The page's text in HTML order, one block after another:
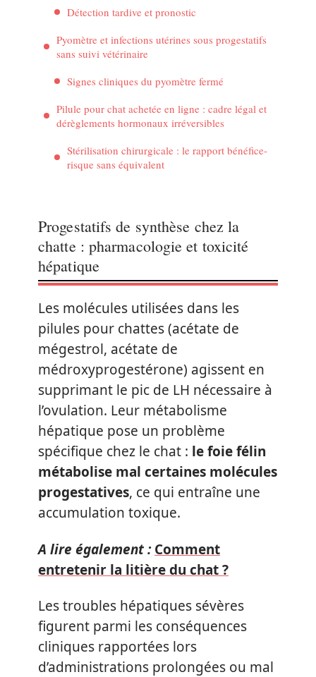
Détection tardive et pronostic
Pyomètre et infections utérines sous progestatifs
sans suivi vétérinaire
Signes cliniques du pyomètre fermé
Pilule pour chat achetée en ligne : cadre légal et
dérèglements hormonaux irréversibles
Stérilisation chirurgicale : le rapport bénéfice-
risque sans équivalent
Progestatifs de synthèse chez la
chatte : pharmacologie et toxicité
hépatique
Les molécules utilisées dans les
pilules pour chattes (acétate de
mégestrol, acétate de
médroxyprogestérone) agissent en
supprimant le pic de LH nécessaire à
l’ovulation. Leur métabolisme
hépatique pose un problème
spécifique chez le chat : le foie félin
métabolise mal certaines molécules
progestatives, ce qui entraîne une
accumulation toxique.
A lire également : Comment
entretenir la litière du chat ?
Les troubles hépatiques sévères
figurent parmi les conséquences
cliniques rapportées lors
d’administrations prolongées ou mal